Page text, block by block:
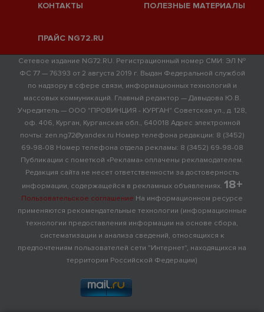
КОНТАКТЫ ПОЛЕЗНЫЕ МАТЕРИАЛЫ
ПРАЙС NG72.RU
Сетевое издание NG72.RU. Регистрационный номер СМИ: ЭЛ №
ФС 77 — 76393 от 2 августа 2019 г. Выдан Федеральной службой
по надзору в сфере связи, информационных технологий и
массовых коммуникаций. Главный редактор — Давыдова Ю.В.
Учредитель — ООО "ПРОВИНЦИЯ - КУРГАН" Советская ул., д. 128,
оф. 406, Курган, Курганская обл., 640018 Адрес электронной
почты: zen.ng72@yandex.ru Номер телефона редакции: 8 (3452)
69-98-08 Номер телефона отдела рекламы: 8 (3452) 69-98-08
Публикации с пометкой «Реклама» оплачены рекламодателем.
Редакция сайта не несет ответственности за достоверность
информации, содержащейся в рекламных объявлениях. 18+
Пользовательское соглашение На информационном ресурсе
применяются рекомендательные технологии (информационные
технологии предоставления информации на основе сбора,
систематизации и анализа сведений, относящихся к
предпочтениям пользователей сети "Интернет", находящихся на
территории Российской Федерации)